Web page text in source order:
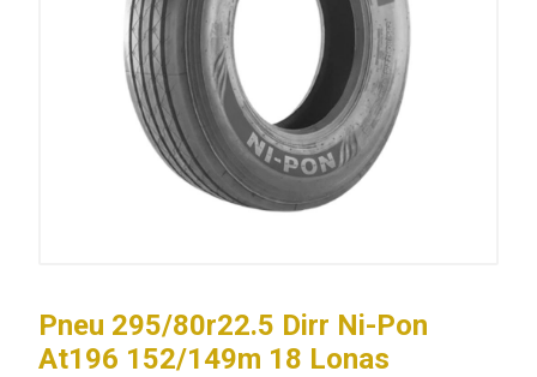
Pneu 295/80r22.5 Dirr Ni-Pon
At196 152/149m 18 Lonas